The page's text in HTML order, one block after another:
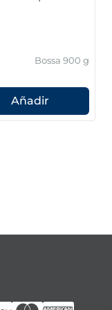
7,49 €